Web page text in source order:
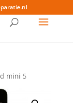
mini 5